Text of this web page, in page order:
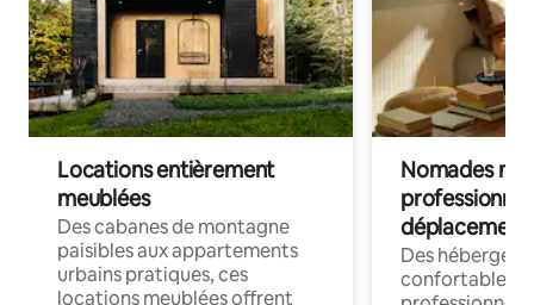
Locations entièrement
meublées
Des cabanes de montagne
paisibles aux appartements
urbains pratiques, ces
locations meublées offrent
Nomades
déplacement
Des
confortables